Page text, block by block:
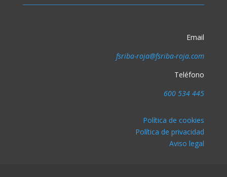
Email
fsriba-roja@fsriba-roja.com
Teléfono
600 534 445
Política de cookies
Política de privacidad
Aviso legal